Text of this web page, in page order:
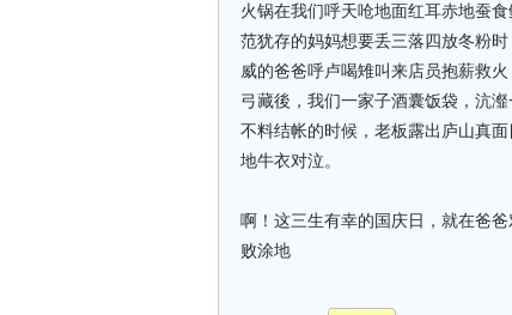
火锅在我们呼天呛地面红耳赤地蚕
范犹存的妈妈想要丢三落四放冬粉
威的爸爸呼卢喝雉叫来店员抱薪救
弓藏後，我们一家子酒囊饭袋，沆
不料结帐的时候，老板露出庐山真
地牛衣对泣。
啊！这三生有幸的国庆日，就在爸
败涂地